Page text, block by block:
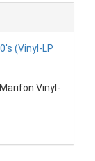
Vinyl-